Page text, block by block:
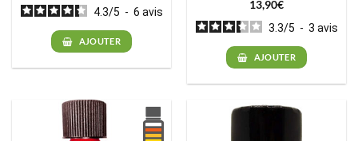
4.3/5 - 6 avis
AJOUTER
13,90€
3.3/5 - 3 avis
AJOUTER